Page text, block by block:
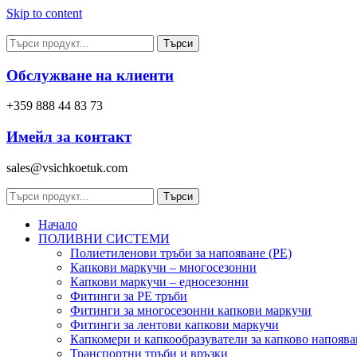
Skip to content
Търси
Обслужване на клиенти
+359 888 44 83 73
Имейл за контакт
sales@vsichkoetuk.com
Търси
Начало
ПОЛИВНИ СИСТЕМИ
Полиетиленови тръби за напояване (PE)
Капкови маркучи – многосезонни
Капкови маркучи – едносезонни
Фитинги за PE тръби
Фитинги за многосезонни капкови маркучи
Фитинги за лентови капкови маркучи
Капкомери и капкообразуватели за капково
Транспортни тръби и връзки